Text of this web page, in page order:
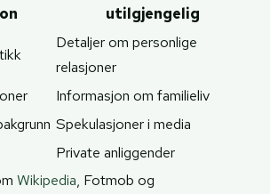
utilgjengelig
Detaljer om personlige
relasjoner
Informasjon om familieliv
Spekulasjoner i media
Private anliggender
Wikipedia, Fotmob og